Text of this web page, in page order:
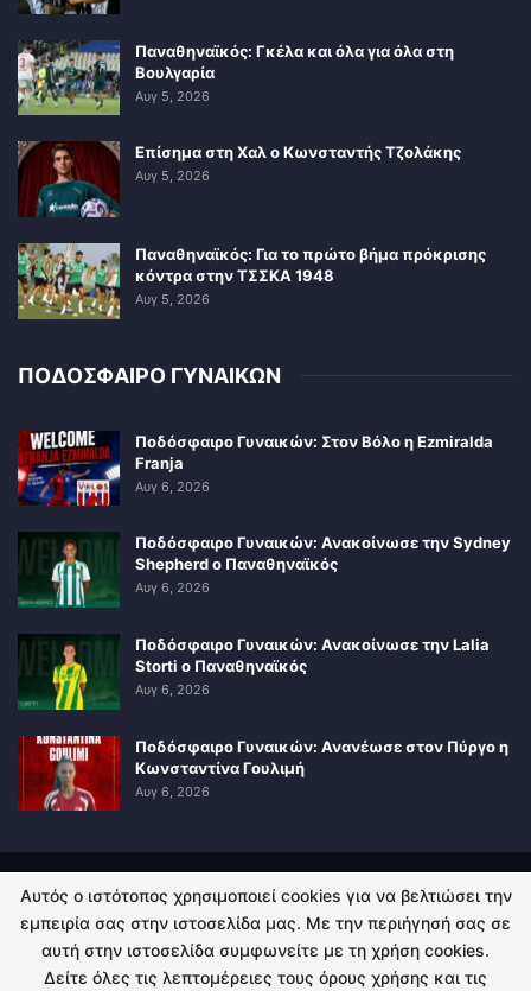
Παναθηναϊκός: Γκέλα και όλα για όλα στη
Βουλγαρία
Αυγ 5, 2026
Επίσημα στη Χαλ ο Κωνσταντής Τζολάκης
Αυγ 5, 2026
Παναθηναϊκός: Για το πρώτο βήμα πρόκρισης
κόντρα στην ΤΣΣΚΑ 1948
Αυγ 5, 2026
ΠΟΔΟΣΦΑΙΡΟ ΓΥΝΑΙΚΩΝ
Ποδόσφαιρο Γυναικών: Στον Βόλο η Ezmiralda
Franja
Αυγ 6, 2026
Ποδόσφαιρο Γυναικών: Ανακοίνωσε την Sydney
Shepherd ο Παναθηναϊκός
Αυγ 6, 2026
Ποδόσφαιρο Γυναικών: Ανακοίνωσε την Lalia
Storti ο Παναθηναϊκός
Αυγ 6, 2026
Ποδόσφαιρο Γυναικών: Ανανέωσε στον Πύργο η
Κωνσταντίνα Γουλιμή
Αυγ 6, 2026
ΠΟΛΙΤΙΚΗ ΑΠΟΡΡΗΤΟΥ ΕΠΙΚΟΙΝΩΝΙΑ
© 2026 - Kingsport.gr. All Rights Reserved.
Αυτός ο ιστότοπος χρησιμοποιεί cookies για να βελτιώσει την
εμπειρία σας στην ιστοσελίδα μας. Με την περιήγησή σας σε
αυτή στην ιστοσελίδα συμφωνείτε με τη χρήση cookies.
Δείτε όλες τις λεπτομέρειες τους όρους χρήσης και τις